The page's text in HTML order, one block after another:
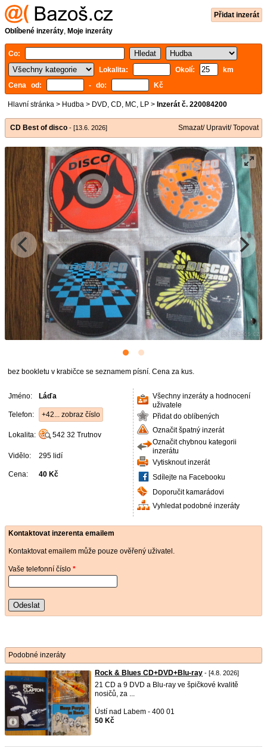
Přidat inzerát
Oblíbené inzeráty, Moje inzeráty
Co:
Lokalita:
Okolí:
km
Cena od:
- do: Kč
Hlavní stránka > Hudba > DVD, CD, MC, LP > Inzerát č. 220084200
CD Best of disco - [13.6. 2026] Smazat/ Upravit/ Topovat
bez bookletu v krabičce se seznamem písní. Cena za kus.
Jméno: Láďa
Telefon: +42... zobraz číslo
Lokalita: 542 32 Trutnov
Vidělo: 295 lidí
Cena: 40 Kč
Všechny inzeráty a hodnocení
uživatele
Přidat do oblíbených
Označit špatný inzerát
Označit chybnou kategorii
inzerátu
Vytisknout inzerát
Sdílejte na Facebooku
Doporučit kamarádovi
Vyhledat podobné inzeráty
Kontaktovat inzerenta emailem
Kontaktovat emailem může pouze ověřený uživatel.
Vaše telefonní číslo *
Odeslat
Podobné inzeráty
Rock & Blues CD+DVD+Blu-ray - [4.8. 2026]
21 CD a 9 DVD a Blu-ray ve špičkové kvalitě
nosičů, za ...
Ústí nad Labem - 400 01
50 Kč